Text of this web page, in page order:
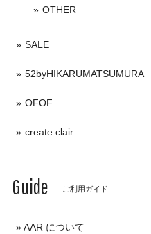
OTHER
SALE
52byHIKARUMATSUMURA
OFOF
create clair
Guide ご利用ガイド
AAR について